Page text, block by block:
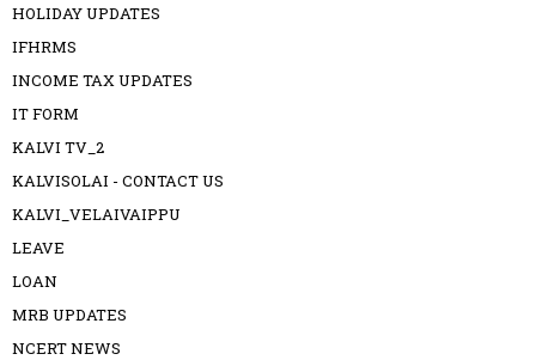
HOLIDAY UPDATES
IFHRMS
INCOME TAX UPDATES
IT FORM
KALVI TV_2
KALVISOLAI - CONTACT US
KALVI_VELAIVAIPPU
LEAVE
LOAN
MRB UPDATES
NCERT NEWS